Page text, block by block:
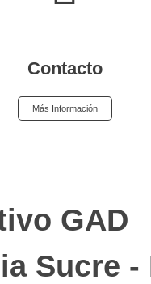
Contacto
Más Información
GAD
Sucre -